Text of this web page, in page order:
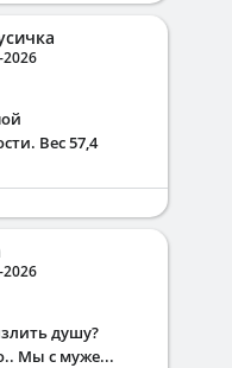
2026
Вес 57,4
2026
душу?
Мы с муже...